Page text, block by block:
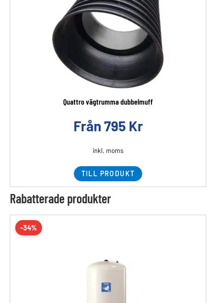
Quattro vägtrumma dubbelmuff
Från 795 Kr
inkl. moms
TILL PRODUKT
Rabatterade produkter
-34%